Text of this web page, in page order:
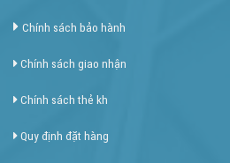
Chính sách bảo hành
Chính sách giao nhận
Chính sách thẻ kh
Quy định đặt hàng